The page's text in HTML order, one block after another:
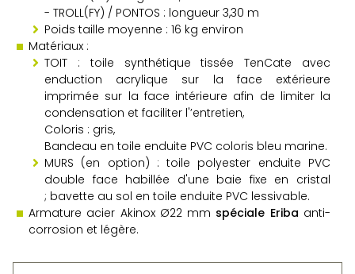
- TROLL(FY) / PONTOS : longueur 3,30 m
Poids taille moyenne : 16 kg environ
Matériaux :
TOIT : toile synthétique tissée TenCate avec
enduction acrylique sur la face extérieure
imprimée sur la face intérieure afin de limiter la
condensation et faciliter l'’entretien,
Coloris : gris,
Bandeau en toile enduite PVC coloris bleu marine.
MURS (en option) : toile polyester enduite PVC
double face habillée d'une baie fixe en cristal
; bavette au sol en toile enduite PVC lessivable.
Armature acier Akinox Ø22 mm spéciale Eriba anti-
corrosion et légère.